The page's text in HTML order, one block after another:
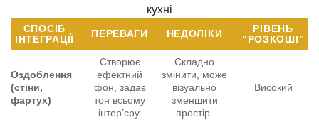
кухні
СПОСІБ
ІНТЕГРАЦІЇ
ПЕРЕВАГИ НЕДОЛІКИ
РІВЕНЬ
“РОЗКОШІ”
Оздоблення
(стіни,
фартух)
Створює
ефектний
фон, задає
тон всьому
інтер’єру.
Складно
змінити, може
візуально
зменшити
простір.
Високий